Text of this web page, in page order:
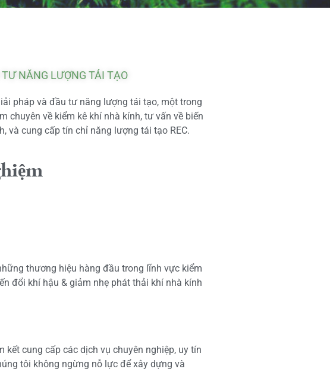
NĂNG LƯỢNG TÁI TẠO
pháp và đầu tư năng lượng tái tạo, một trong
chuyên về kiểm kê khí nhà kính, tư vấn về biến
và cung cấp tín chỉ năng lượng tái tạo REC.
thương hiệu hàng đầu trong lĩnh vực kiểm
đổi khí hậu & giảm nhẹ phát thải khí nhà kính
kết cung cấp các dịch vụ chuyên nghiệp, uy tín
tôi không ngừng nỗ lực để xây dựng và